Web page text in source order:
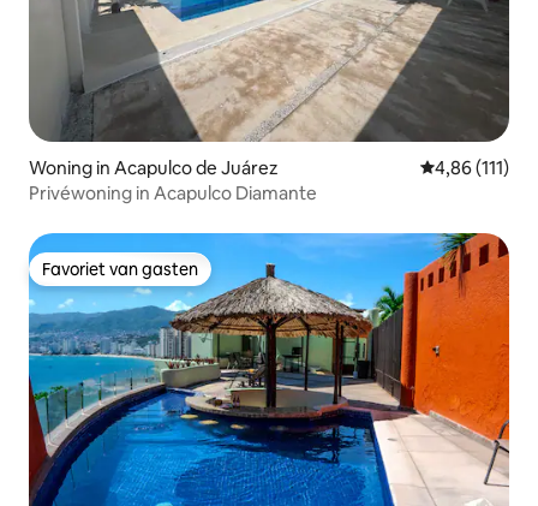
Woning in Acapulco de Juárez Gemiddelde
4,86 (111)
Privéwoning in Acapulco Diamante
Favoriet van gasten
Favoriet van gasten